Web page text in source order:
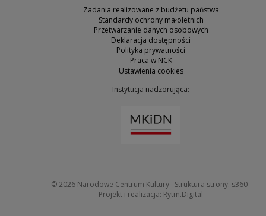
Zadania realizowane z budżetu państwa
Standardy ochrony małoletnich
Przetwarzanie danych osobowych
Deklaracja dostępności
Polityka prywatności
Praca w NCK
Ustawienia cookies
Instytucja nadzorująca:
© 2026 Narodowe Centrum KulturyStruktura strony: s360
Projekt i realizacja: Rytm.Digital